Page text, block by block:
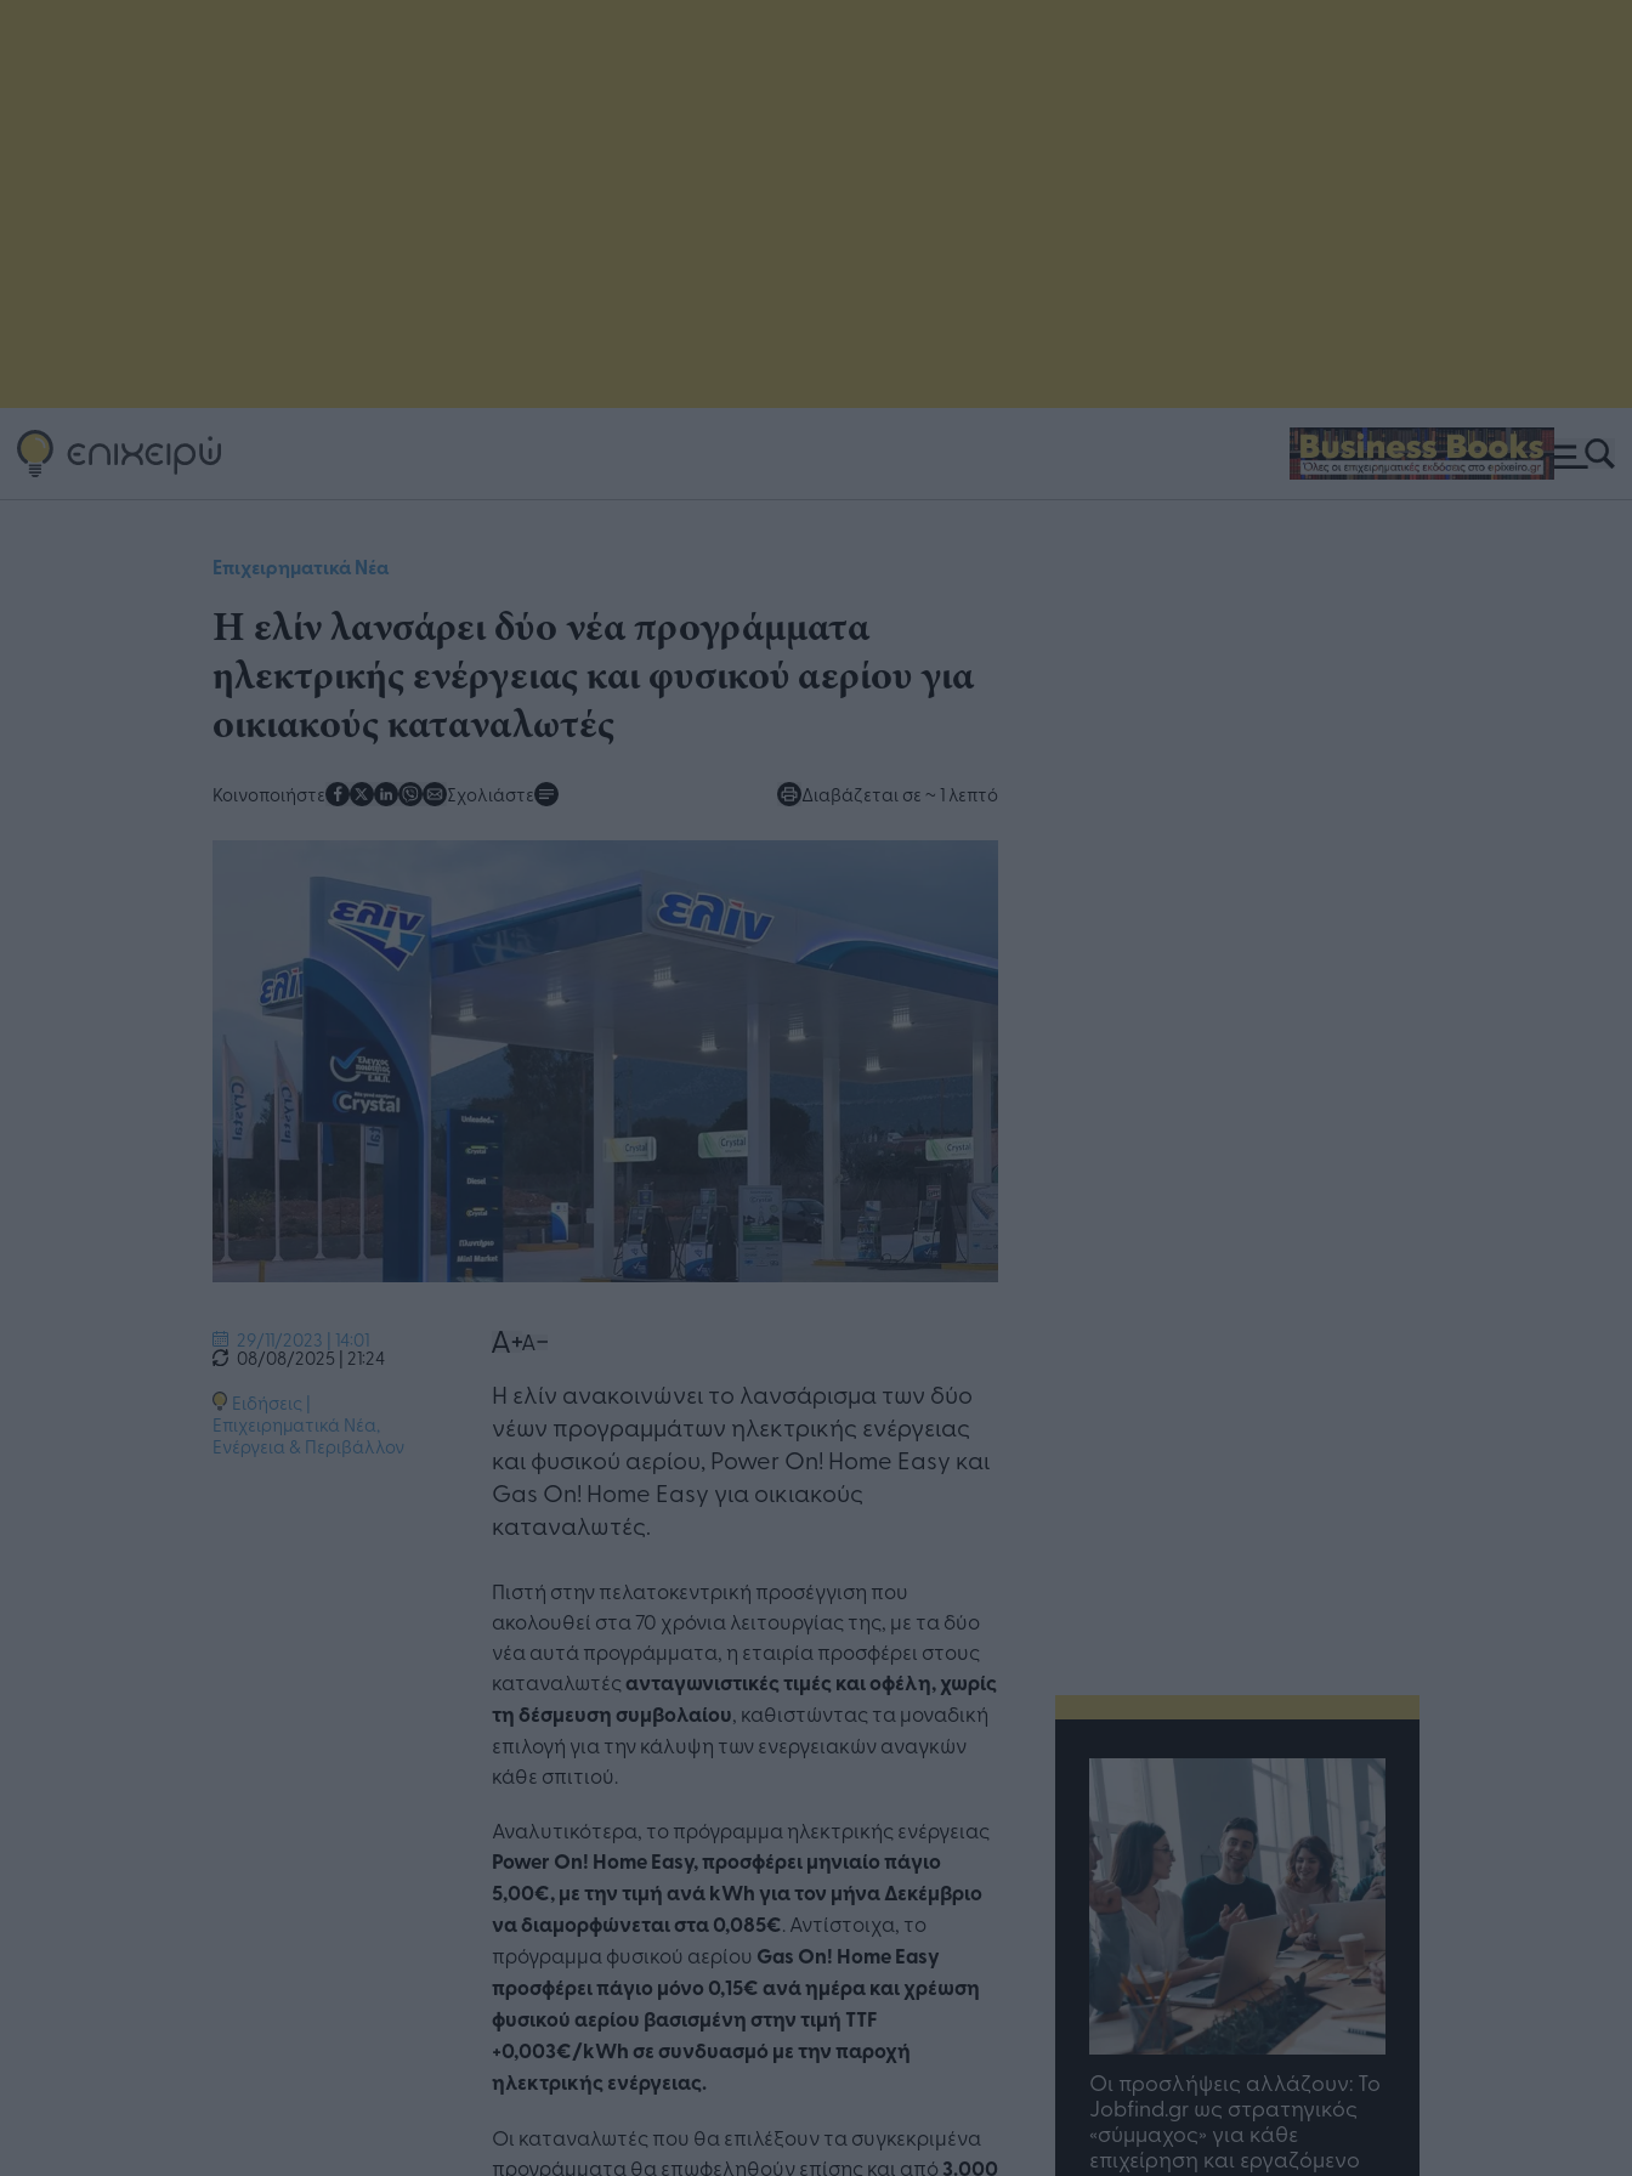
Επιχειρηματικά Νέα
Η ελίν λανσάρει δύο νέα προγράμματα
ηλεκτρικής ενέργειας και φυσικού αερίου για
οικιακούς καταναλωτές
Κοινοποιήστε Σχολιάστε Διαβάζεται σε ~ 1 λεπτό
29/11/2023 | 14:01
08/08/2025 | 21:24
Ειδήσεις |
Επιχειρηματικά Νέα,
Ενέργεια & Περιβάλλον
Η ελίν ανακοινώνει το λανσάρισμα των δύο
νέων προγραμμάτων ηλεκτρικής ενέργειας
και φυσικού αερίου, Power On! Home Easy και
Gas On! Home Easy για οικιακούς
καταναλωτές.
Πιστή στην πελατοκεντρική προσέγγιση που
ακολουθεί στα 70 χρόνια λειτουργίας της, με τα δύο
νέα αυτά προγράμματα, η εταιρία προσφέρει στους
καταναλωτέςανταγωνιστικές τιμές και οφέλη, χωρίς
τη δέσμευση συμβολαίου, καθιστώντας τα μοναδική
επιλογή για την κάλυψη των ενεργειακών αναγκών
κάθε σπιτιού.
Αναλυτικότερα, το πρόγραμμα ηλεκτρικής ενέργειας
Power On! Home Easy, προσφέρει μηνιαίο πάγιο
5,00€, με την τιμή ανά kWh για τον μήνα Δεκέμβριο
να διαμορφώνεται στα 0,085€. Αντίστοιχα, το
πρόγραμμα φυσικού αερίου Gas On! Home Easy
προσφέρει πάγιο μόνο 0,15€ ανά ημέρα και χρέωση
φυσικού αερίου βασισμένη στην τιμή ΤΤF
+0,003€/kWh σε συνδυασμό με την παροχή
ηλεκτρικής ενέργειας.
Οι καταναλωτές που θα επιλέξουν τα συγκεκριμένα
προγράμματα θα επωφεληθούν επίσης και από 3.000
Η Τεχνητή Νοημοσύνη: το νέο
επιχείρησης
«σύμμαχος» για κάθε
επιχείρηση και εργαζόμενο
TP Greece: Πώς
διαμορφώνεται το μέλλον
του Insurance στην εποχή
του AI